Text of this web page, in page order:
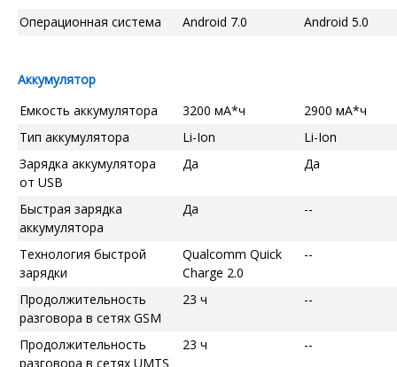
Операционная система
Android 7.0 Android 5.0
Аккумулятор
Емкость аккумулятора
3200 мА*ч
2900 мА*ч
Тип аккумулятора
Li-Ion
Li-Ion
Зарядка аккумулятора
от USB
Да Да
Быстрая зарядка
аккумулятора
Да --
Технология быстрой
зарядки
Qualcomm Quick
Charge 2.0
--
Продолжительность
разговора в сетях GSM
23 ч --
Продолжительность
разговора в сетях UMTS
23 ч --